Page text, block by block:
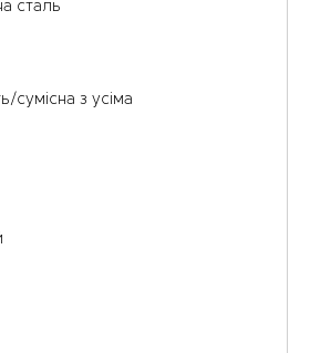
сталь
сумісна з усіма